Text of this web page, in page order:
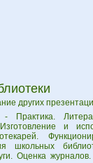
других
Практика.
и
школьных
Оценка